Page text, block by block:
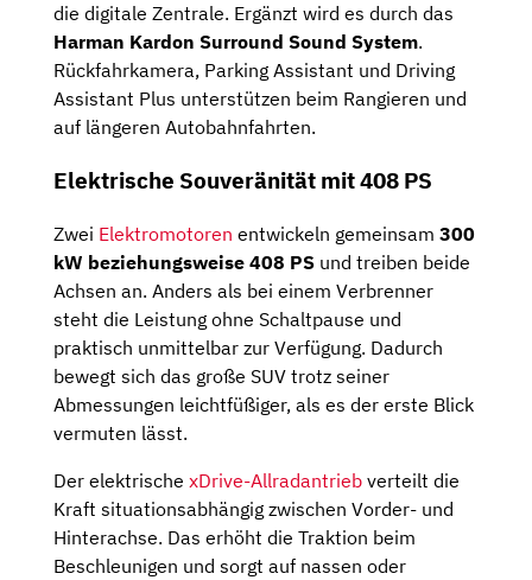
die digitale Zentrale. Ergänzt wird es durch das
Harman Kardon Surround Sound System.
Rückfahrkamera, Parking Assistant und Driving
Assistant Plus unterstützen beim Rangieren und
auf längeren Autobahnfahrten.
Elektrische Souveränität mit 408 PS
Zwei Elektromotoren entwickeln gemeinsam 300
kW beziehungsweise 408 PS und treiben beide
Achsen an. Anders als bei einem Verbrenner
steht die Leistung ohne Schaltpause und
praktisch unmittelbar zur Verfügung. Dadurch
bewegt sich das große SUV trotz seiner
Abmessungen leichtfüßiger, als es der erste Blick
vermuten lässt.
Der elektrische xDrive-Allradantrieb verteilt die
Kraft situationsabhängig zwischen Vorder- und
Hinterachse. Das erhöht die Traktion beim
Beschleunigen und sorgt auf nassen oder